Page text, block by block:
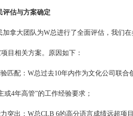
评估与方案确定
加拿大团队为W总进行了全面评估，我们
目相关方案。原因如下：
匹配：W总过去10年内作为文化公司联
或4年高管”的工作经验要求；
突出：W总CLB 6的高分语言成绩远超项